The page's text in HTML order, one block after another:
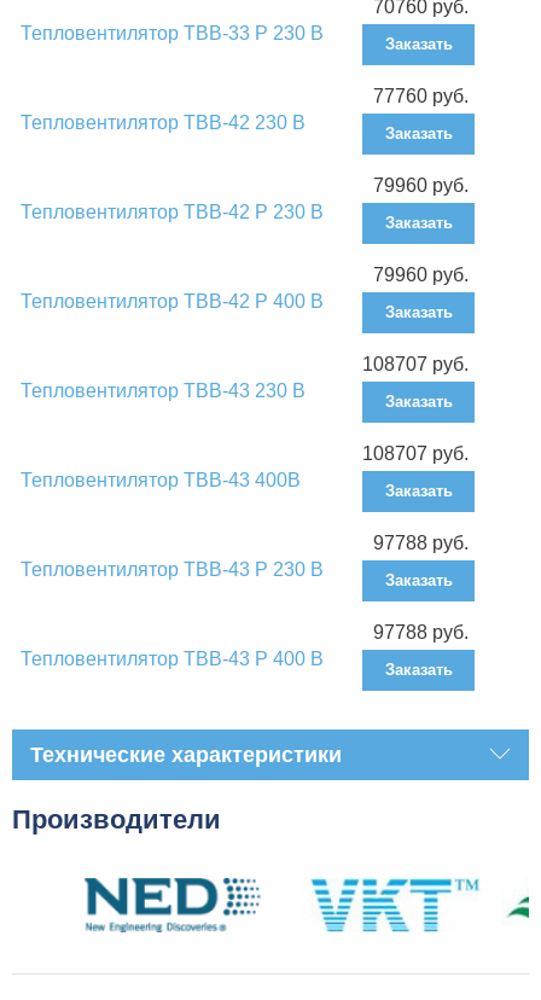
Тепловентилятор ТВВ-33 Р 230 В
70760 руб.
Заказать
Тепловентилятор ТВВ-42 230 В
77760 руб.
Заказать
Тепловентилятор ТВВ-42 Р 230 В
79960 руб.
Заказать
Тепловентилятор ТВВ-42 Р 400 В
79960 руб.
Заказать
Тепловентилятор ТВВ-43 230 В
108707 руб.
Заказать
Тепловентилятор ТВВ-43 400В
108707 руб.
Заказать
Тепловентилятор ТВВ-43 Р 230 В
97788 руб.
Заказать
Тепловентилятор ТВВ-43 Р 400 В
97788 руб.
Заказать
Технические характеристики
Производители